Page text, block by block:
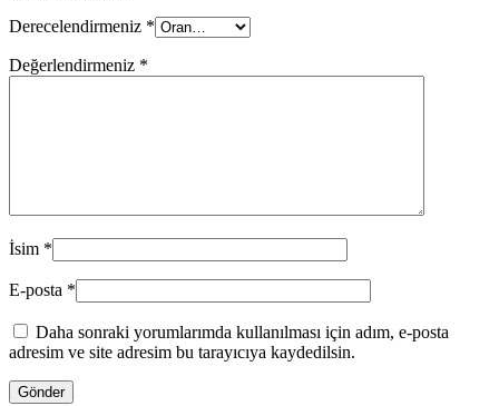
Derecelendirmeniz *
Değerlendirmeniz *
İsim *
E-posta *
Daha sonraki yorumlarımda kullanılması için adım, e-posta
adresim ve site adresim bu tarayıcıya kaydedilsin.